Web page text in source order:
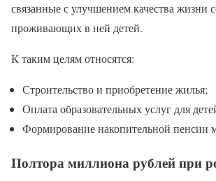
связанные с улучшением качества жизни
проживающих в ней детей.
К таким целям относятся:
Строительство и приобретение жилья;
Оплата образовательных услуг для
Формирование накопительной пенсии
Полтора миллиона рублей при